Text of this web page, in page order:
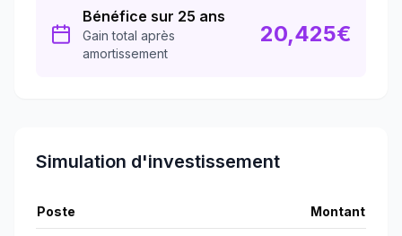
Bénéfice sur 25 ans
Gain total après
amortissement
20,425€
Simulation d'investissement
Poste Montant